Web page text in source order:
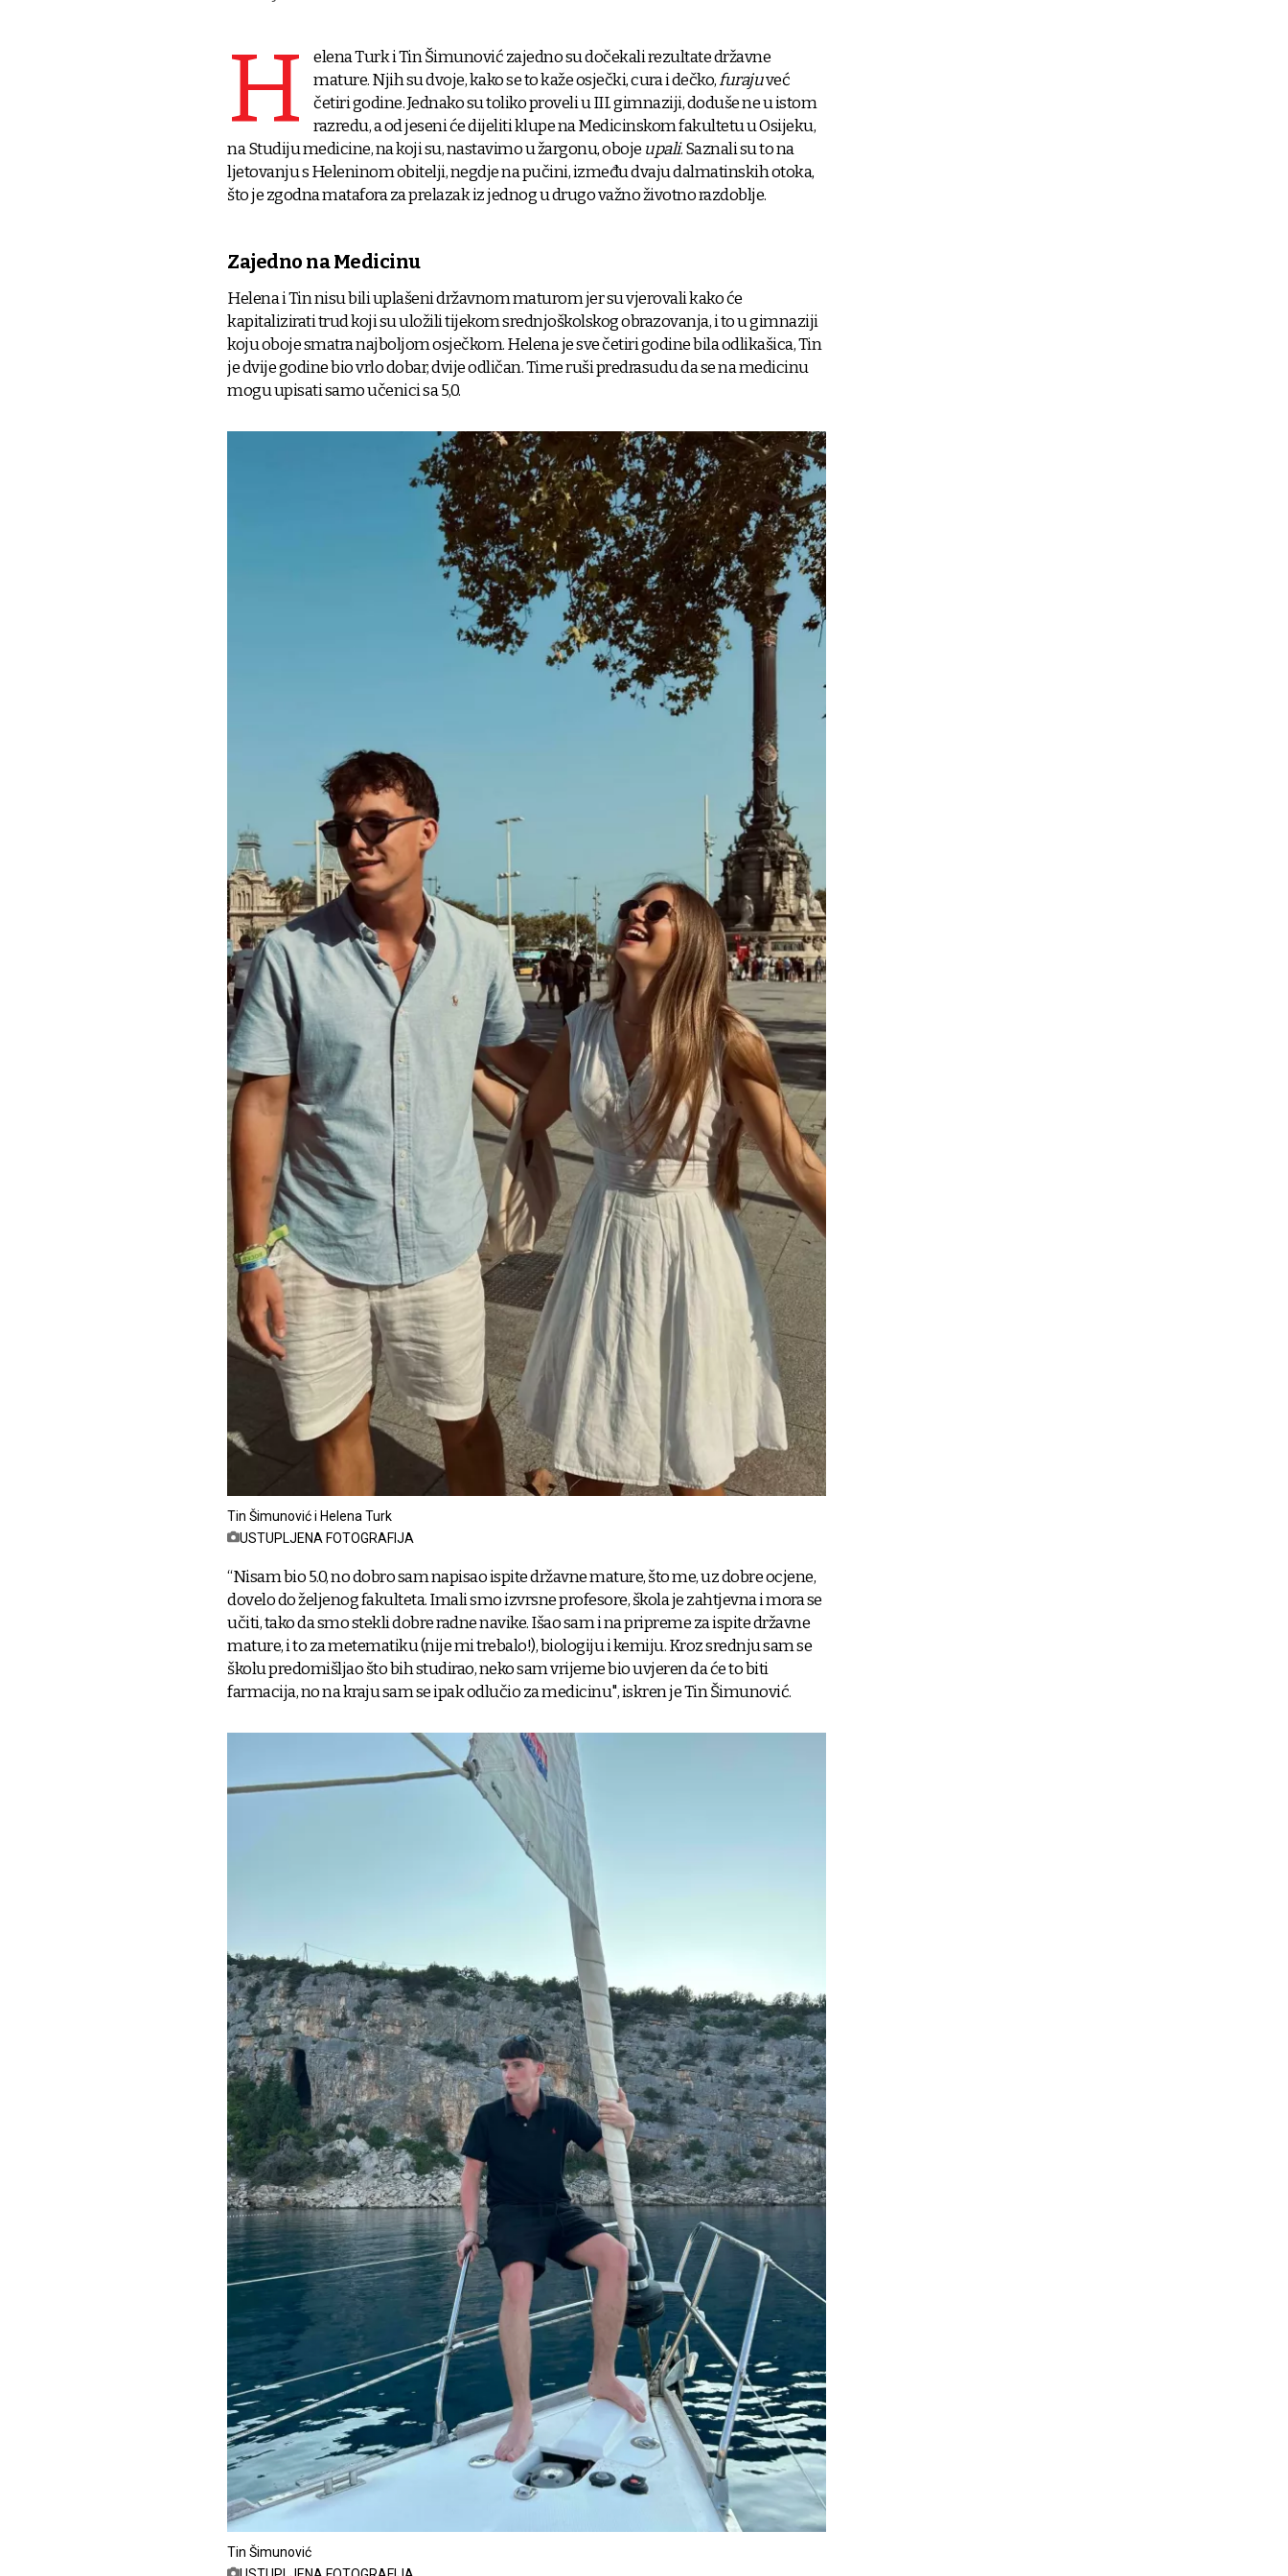
H
elena Turk i Tin Šimunović zajedno su dočekali rezultate državne
mature. Njih su dvoje, kako se to kaže osječki, cura i dečko,furajuveć
četiri godine. Jednako su toliko proveli u III. gimnaziji, doduše ne u istom
razredu, a od jeseni će dijeliti klupe na Medicinskom fakultetu u Osijeku,
na Studiju medicine, na koji su, nastavimo u žargonu, oboje upali. Saznali su to na
ljetovanju s Heleninom obitelji, negdje na pučini, između dvaju dalmatinskih otoka,
što je zgodna matafora za prelazak iz jednog u drugo važno životno razdoblje.
Zajedno na Medicinu
Helena i Tin nisu bili uplašeni državnom maturom jer su vjerovali kako će
kapitalizirati trud koji su uložili tijekom srednjoškolskog obrazovanja, i to u gimnaziji
koju oboje smatra najboljom osječkom. Helena je sve četiri godine bila odlikašica, Tin
je dvije godine bio vrlo dobar, dvije odličan. Time ruši predrasudu da se na medicinu
mogu upisati samo učenici sa 5,0.
Tin Šimunović i Helena Turk
USTUPLJENA FOTOGRAFIJA
“Nisam bio 5.0, no dobro sam napisao ispite državne mature, što me, uz dobre ocjene,
dovelo do željenog fakulteta. Imali smo izvrsne profesore, škola je zahtjevna i mora se
učiti, tako da smo stekli dobre radne navike. Išao sam i na pripreme za ispite državne
mature, i to za metematiku (nije mi trebalo!), biologiju i kemiju. Kroz srednju sam se
školu predomišljao što bih studirao, neko sam vrijeme bio uvjeren da će to biti
farmacija, no na kraju sam se ipak odlučio za medicinu", iskren je Tin Šimunović.
Tin Šimunović